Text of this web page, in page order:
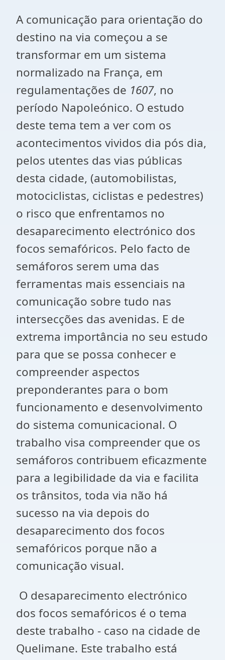
A comunicação para orientação do
destino na via começou a se
transformar em um sistema
normalizado na França, em
regulamentações de 1607, no
período Napoleónico. O estudo
deste tema tem a ver com os
acontecimentos vividos dia pós dia,
pelos utentes das vias públicas
desta cidade, (automobilistas,
motociclistas, ciclistas e pedestres)
o risco que enfrentamos no
desaparecimento electrónico dos
focos semafóricos. Pelo facto de
semáforos serem uma das
ferramentas mais essenciais na
comunicação sobre tudo nas
intersecções das avenidas. E de
extrema importância no seu estudo
para que se possa conhecer e
compreender aspectos
preponderantes para o bom
funcionamento e desenvolvimento
do sistema comunicacional. O
trabalho visa compreender que os
semáforos contribuem eficazmente
para a legibilidade da via e facilita
os trânsitos, toda via não há
sucesso na via depois do
desaparecimento dos focos
semafóricos porque não a
comunicação visual.
O desaparecimento electrónico
dos focos semafóricos é o tema
deste trabalho - caso na cidade de
Quelimane. Este trabalho está